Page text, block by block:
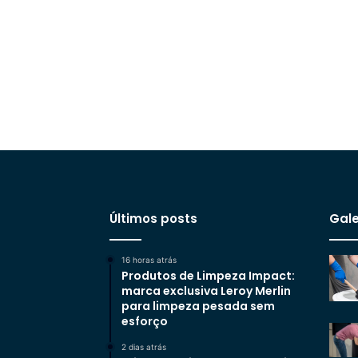
Últimos posts
16 horas atrás
Produtos de Limpeza Impact:
marca exclusiva Leroy Merlin
para limpeza pesada sem
esforço
2 dias atrás